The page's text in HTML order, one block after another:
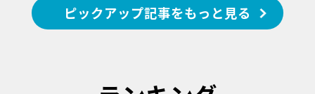
ピックアップ記事をもっと見る